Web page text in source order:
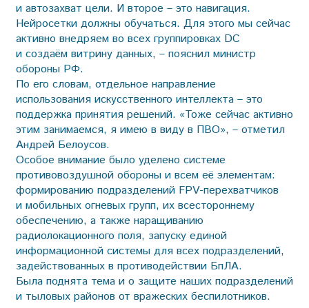
и автозахват цели. И второе – это навигация.
Нейросетки должны обучаться. Для этого мы сейчас
активно внедряем во всех группировках DC
и создаём витрину данных, – пояснил министр
обороны РФ.
По его словам, отдельное направление
использования искусственного интеллекта – это
поддержка принятия решений. «Тоже сейчас активно
этим занимаемся, я имею в виду в ПВО», – отметил
Андрей Белоусов.
Особое внимание было уделено системе
противовоздушной обороны и всем её элементам:
формированию подразделений FPV-перехватчиков
и мобильных огневых групп, их всестороннему
обеспечению, а также наращиванию
радиолокационного поля, запуску единой
информационной системы для всех подразделений,
задействованных в противодействии БпЛА.
Была поднята тема и о защите наших подразделений
и тыловых районов от вражеских беспилотников.